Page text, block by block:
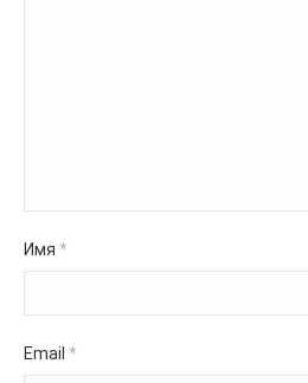
Имя *
Email *